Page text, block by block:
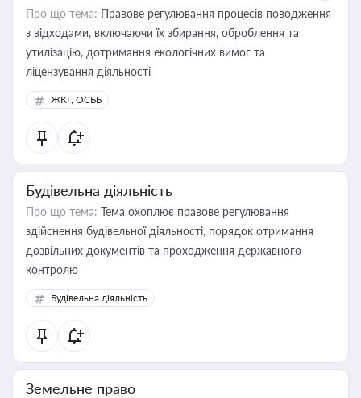
Про що тема: Правове регулювання процесів поводження
з відходами, включаючи їх збирання, оброблення та
утилізацію, дотримання екологічних вимог та
ліцензування діяльності
ЖКГ, ОСББ
Будівельна діяльність
Про що тема: Тема охоплює правове регулювання
здійснення будівельної діяльності, порядок отримання
дозвільних документів та проходження державного
контролю
Будівельна діяльність
Земельне право